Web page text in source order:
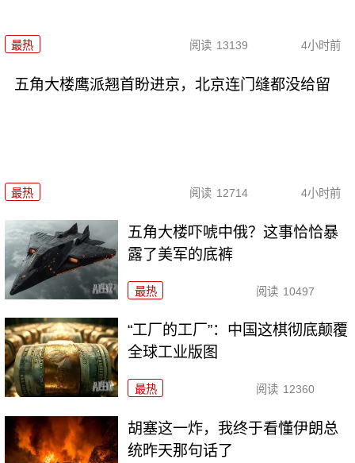
最热 阅读 13139 4小时前
五角大楼鹰派翘首盼进京，北京连门缝都没给留
最热 阅读 12714 4小时前
五角大楼吓唬中俄？这事恰恰暴
露了美军的底裤
最热 阅读 10497
“工厂的工厂”：中国这棋彻底颠覆
全球工业版图
最热 阅读 12360
胡塞这一炸，我终于看懂伊朗总
统昨天那句话了